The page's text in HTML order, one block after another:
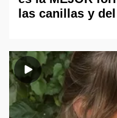
las canillas y